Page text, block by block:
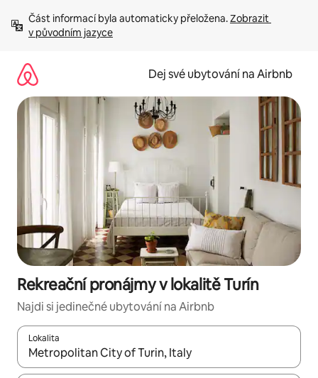
obsah
Část informací byla automaticky přeložena. Zobrazit
v původním jazyce
Dej své ubytování na Airbnb
Rekreační pronájmy v lokalitě Turín
Najdi si jedinečné ubytování na Airbnb
Lokalita
Až budou výsledky k dispozici, můžeš si je procházet pomocí